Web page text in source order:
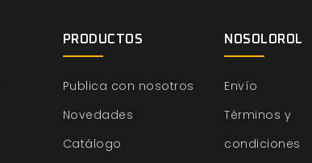
PRODUCTOS
Publica con nosotros
Novedades
Catálogo
NOSOLOROL
Envío
Términos y
condiciones